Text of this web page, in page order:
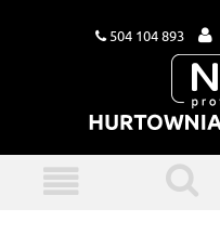
504 104 893